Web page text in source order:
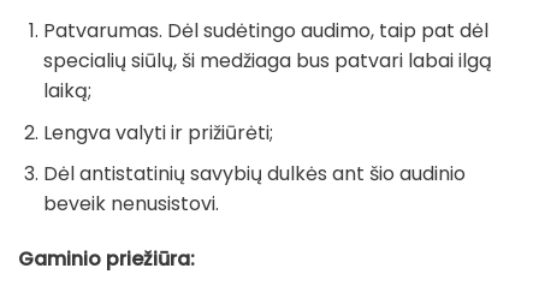
Patvarumas. Dėl sudėtingo audimo, taip pat dėl
specialių siūlų, ši medžiaga bus patvari labai ilgą
laiką;
Lengva valyti ir prižiūrėti;
Dėl antistatinių savybių dulkės ant šio audinio
beveik nenusistovi.
Gaminio priežiūra: